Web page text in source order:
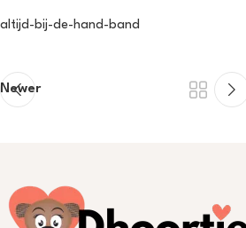
altijd-bij-de-hand-band
Newer